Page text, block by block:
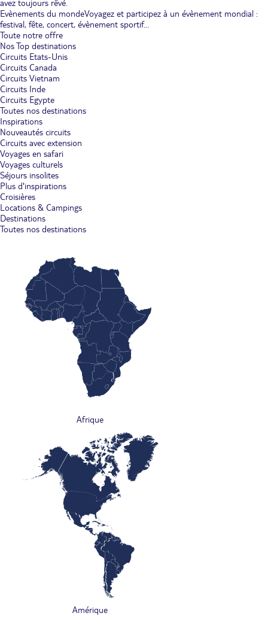
avez toujours rêvé.
Evènements du mondeVoyagez et participez à un évènement mondial :
festival, fête, concert, évènement sportif...
Toute notre offre
Nos Top destinations
Circuits Etats-Unis
Circuits Canada
Circuits Vietnam
Circuits Inde
Circuits Egypte
Toutes nos destinations
Inspirations
Nouveautés circuits
Circuits avec extension
Voyages en safari
Voyages culturels
Séjours insolites
Plus d'inspirations
Croisières
Locations & Campings
Destinations
Toutes nos destinations
Afrique
Amérique